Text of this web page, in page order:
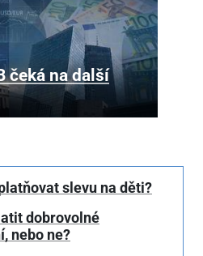
čeká na další
slevu na děti?
dobrovolné
nebo ne?